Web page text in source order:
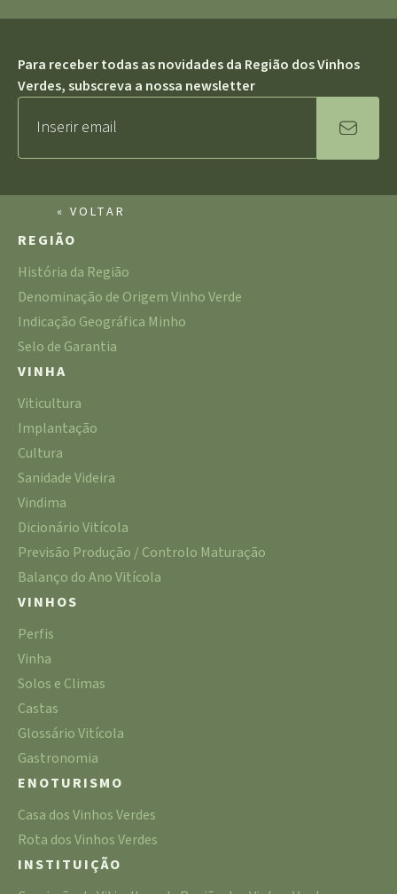
Para receber todas as novidades da Região dos Vinhos
Verdes, subscreva a nossa newsletter
« VOLTAR
REGIÃO
História da Região
Denominação de Origem Vinho Verde
Indicação Geográfica Minho
Selo de Garantia
VINHA
Viticultura
Implantação
Cultura
Sanidade Videira
Vindima
Dicionário Vitícola
Previsão Produção / Controlo Maturação
Balanço do Ano Vitícola
VINHOS
Perfis
Vinha
Solos e Climas
Castas
Glossário Vitícola
Gastronomia
ENOTURISMO
Casa dos Vinhos Verdes
Rota dos Vinhos Verdes
INSTITUIÇÃO